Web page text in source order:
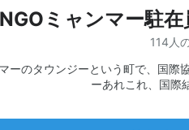
NGOミャンマー駐
114人
ーのタウンジーという町で、国際
ーあれこれ、国際